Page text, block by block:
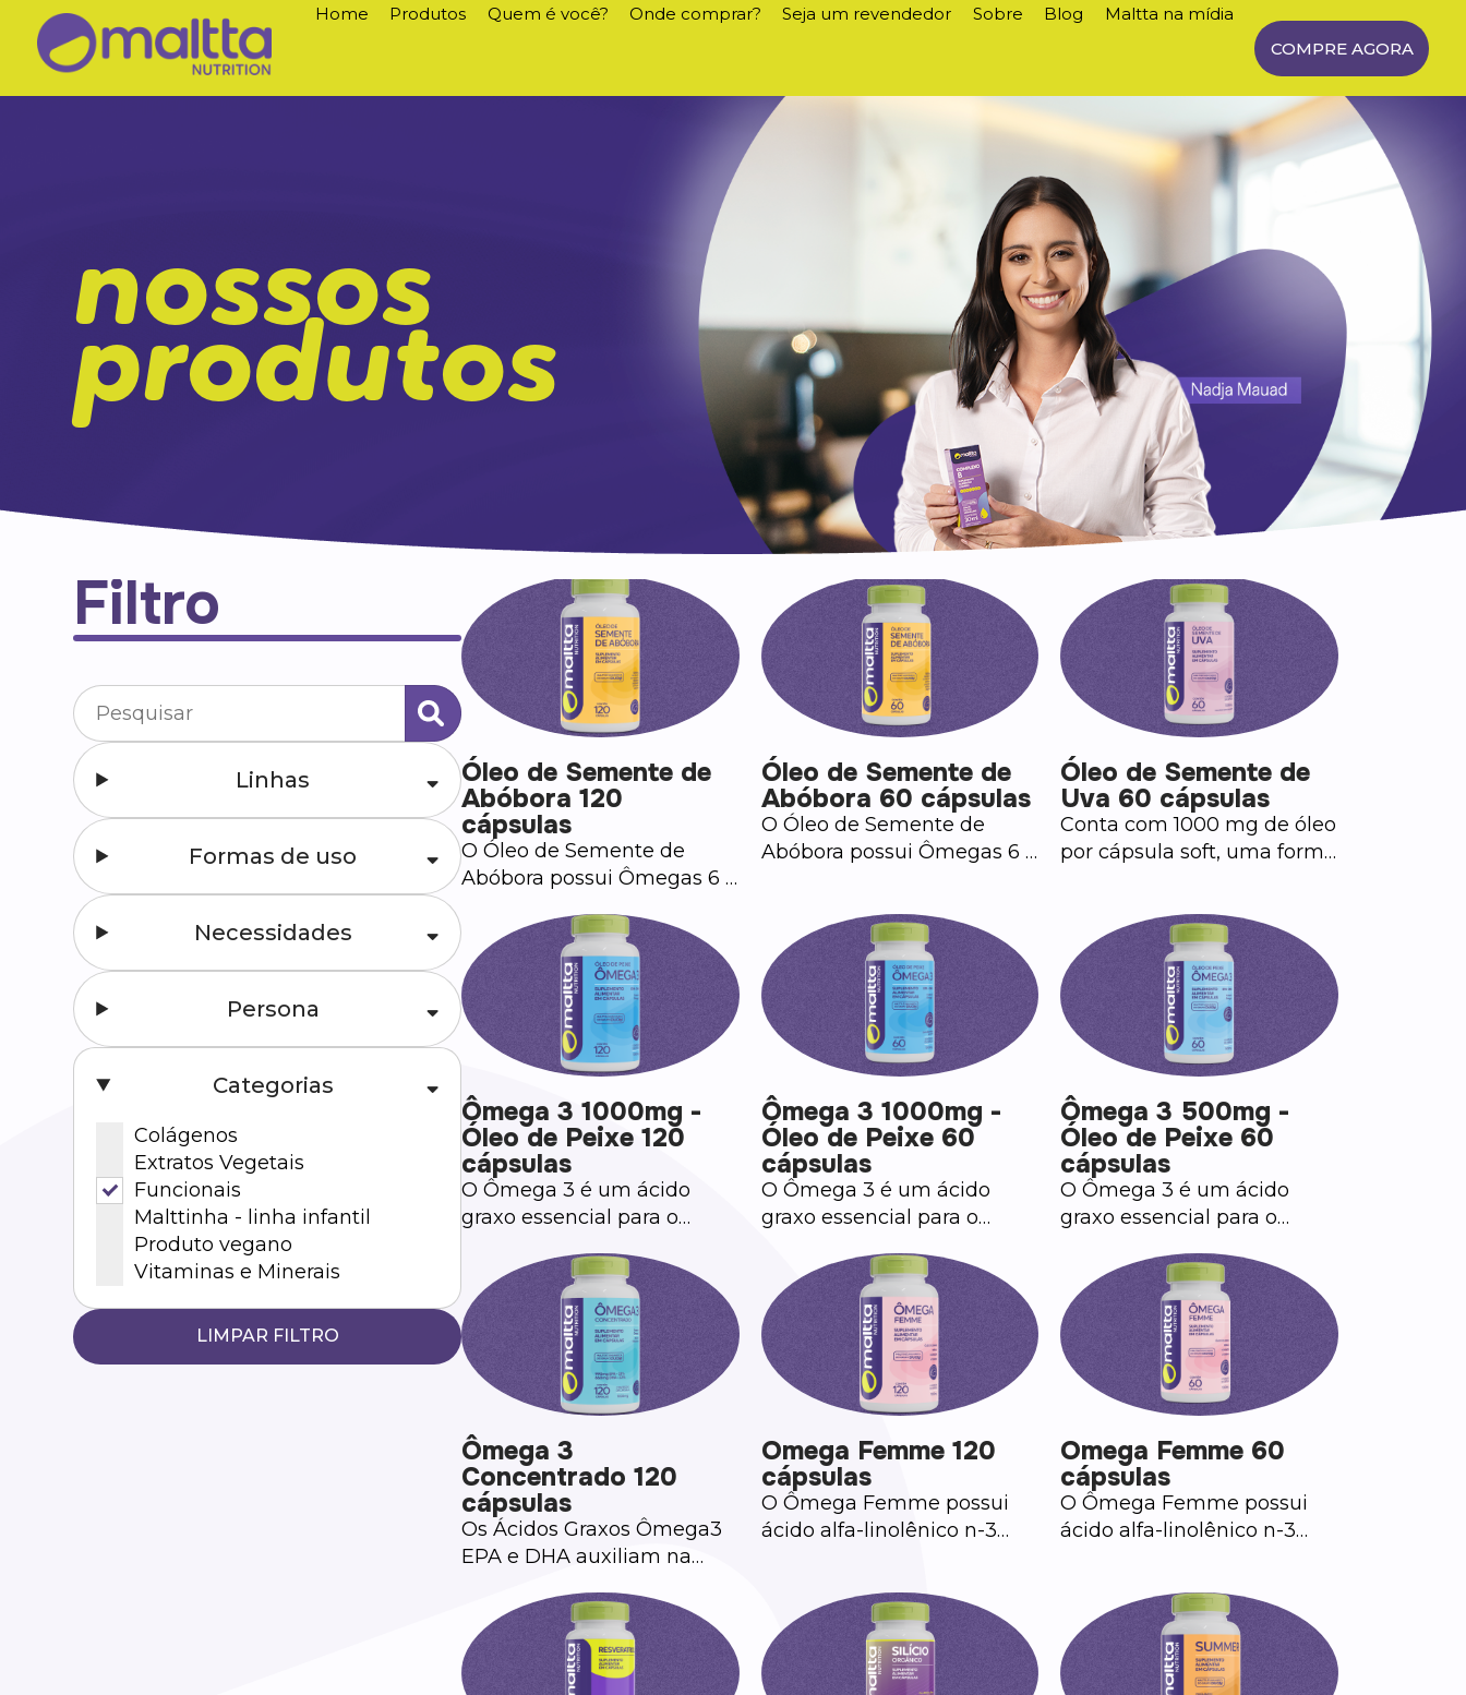
Home Produtos Quem é você? Onde comprar? Seja um revendedor Sobre Blog
Maltta na mídia
COMPRE AGORA
nossos
produtos
Filtro
Linhas
Formas de uso
Necessidades
Persona
Categorias
Colágenos
Extratos Vegetais
Funcionais
Malttinha - linha infantil
Produto vegano
Vitaminas e Minerais
LIMPAR FILTRO
Óleo de Semente de
Abóbora 120
cápsulas
O Óleo de Semente de
Abóbora possui Ômegas 6 e
Óleo de Semente de
Abóbora 60 cápsulas
O Óleo de Semente de
Abóbora possui Ômegas 6 e
Óleo de Semente de
Uva 60 cápsulas
Conta com 1000 mg de óleo
por cápsula soft, uma forma
rotina. Sendo o óleo obtido
por prensagem à frio, e
contendo naturalmente
ácidos graxos essenciais,
como ômega 6 e ômega 9.
Uma opção para quem
busca complementar a
alimentação com gorduras
boas.
Ômega 3 1000mg -
Óleo de Peixe 120
cápsulas
O Ômega 3 é um ácido
graxo essencial para o
Ômega 3 1000mg -
Óleo de Peixe 60
cápsulas
O Ômega 3 é um ácido
graxo essencial para o
Ômega 3 500mg -
Óleo de Peixe 60
cápsulas
O Ômega 3 é um ácido
graxo essencial para o
Ômega 3
Concentrado 120
cápsulas
Os Ácidos Graxos Ômega3
EPA e DHA auxiliam na
Omega Femme 120
cápsulas
O Ômega Femme possui
ácido alfa-linolênico n-3
ácido oleico (ômega 9).
Omega Femme 60
cápsulas
O Ômega Femme possui
ácido alfa-linolênico n-3
ácido oleico (ômega 9).